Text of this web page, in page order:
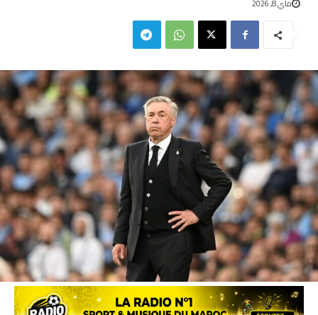
ماي 8, 2026